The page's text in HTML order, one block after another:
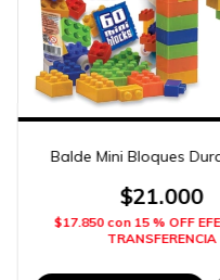
Balde Mini Bloques
$21.000
$17.850 con 15 % OFF
TRANSFERENCIA